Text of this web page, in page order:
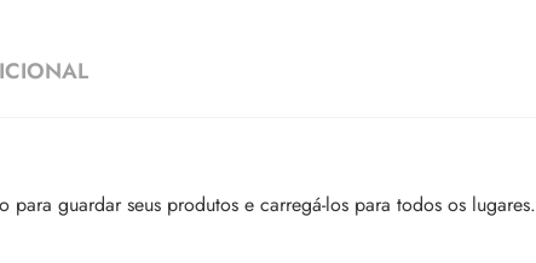
guardar seus produtos e carregá-los para todos os lugares.